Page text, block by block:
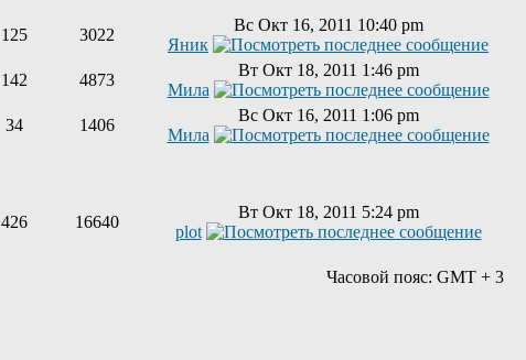
125 3022
Вс Окт 16, 2011 10:40 pm
Яник
142 4873
Вт Окт 18, 2011 1:46 pm
Мила
34 1406
Вс Окт 16, 2011 1:06 pm
Мила
426 16640
Вт Окт 18, 2011 5:24 pm
plot
Часовой пояс: GMT + 3